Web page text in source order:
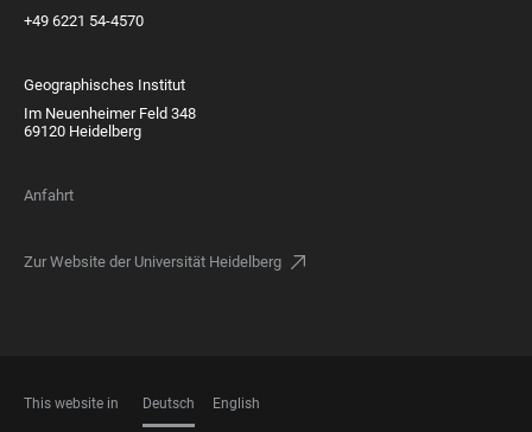
+49 6221 54-4570
Geographisches Institut
Im Neuenheimer Feld 348
69120 Heidelberg
Anfahrt
Zur Website der Universität Heidelberg
This website in Deutsch English